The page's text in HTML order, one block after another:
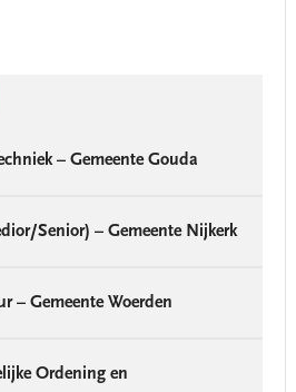
– Gemeente Gouda
Senior) – Gemeente Nijkerk
– Gemeente Woerden
Ordening en